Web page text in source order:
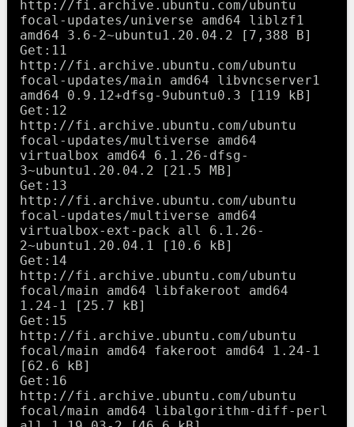
http://fi.archive.ubuntu.com/ubuntu
focal-updates/universe amd64 liblzf1
amd64 3.6-2~ubuntu1.20.04.2 [7,388 B]
Get:11
http://fi.archive.ubuntu.com/ubuntu
focal-updates/main amd64 libvncserver1
amd64 0.9.12+dfsg-9ubuntu0.3 [119 kB]
Get:12
http://fi.archive.ubuntu.com/ubuntu
focal-updates/multiverse amd64
virtualbox amd64 6.1.26-dfsg-
3~ubuntu1.20.04.2 [21.5 MB]
Get:13
http://fi.archive.ubuntu.com/ubuntu
focal-updates/multiverse amd64
virtualbox-ext-pack all 6.1.26-
2~ubuntu1.20.04.1 [10.6 kB]
Get:14
http://fi.archive.ubuntu.com/ubuntu
focal/main amd64 libfakeroot amd64
1.24-1 [25.7 kB]
Get:15
http://fi.archive.ubuntu.com/ubuntu
focal/main amd64 fakeroot amd64 1.24-1
[62.6 kB]
Get:16
http://fi.archive.ubuntu.com/ubuntu
focal/main amd64 libalgorithm-diff-perl